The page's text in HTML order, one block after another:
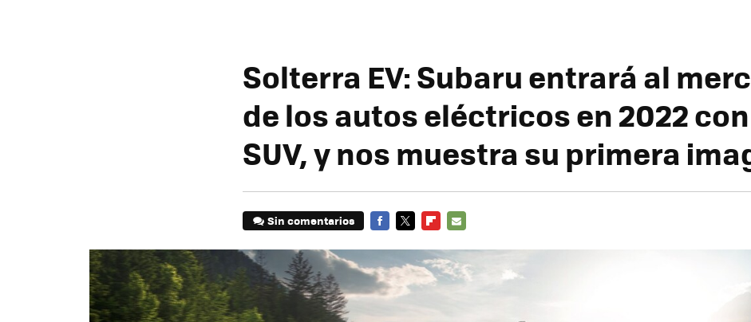
Solterra EV: Subaru entrará al
de los autos eléctricos en 2022
SUV, y nos muestra su primera
Sin comentarios
MAIL